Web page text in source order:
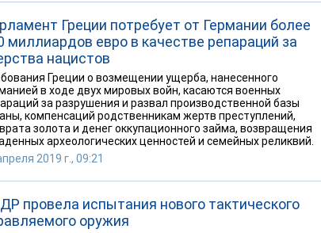
Греции потребует от Германии более
миллиардов евро в качестве репараций за
нацистов
Греции о возмещении ущерба, нанесенного
в ходе двух мировых войн, касаются военных
за разрушения и развал производственной базы
компенсаций родственникам жертв преступлений,
золота и денег оккупационного займа, возвращения
археологических ценностей и семейных реликвий.
2019 г., 09:21
провела испытания нового тактического
оружия